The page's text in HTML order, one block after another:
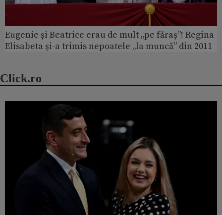
Eugenie și Beatrice erau de mult „pe făraș”! Regina
Elisabeta și-a trimis nepoatele „la muncă” din 2011
Click.ro